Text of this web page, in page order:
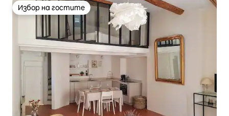
Избор на гостите
Избор на гостите